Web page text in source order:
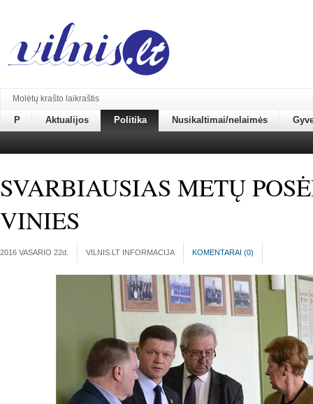
Molėtų krašto laikraštis
P Aktualijos Politika Nusikaltimai/nelaimės
SVARBIAUSIAS METŲ
VINIES
2016 VASARIO 22d. VILNIS.LT INFORMACIJA KOMENTARAI (0)